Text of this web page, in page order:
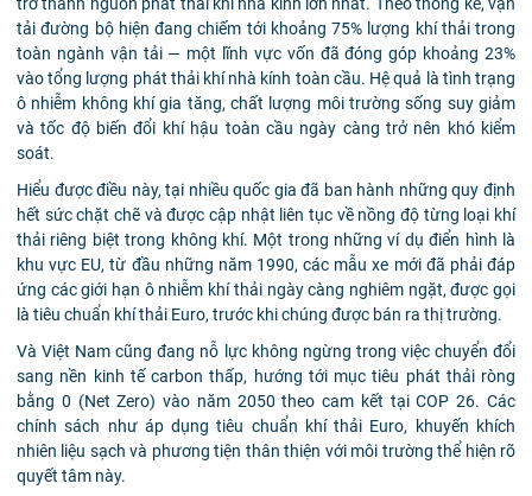
tải đường bộ hiện đang chiếm tới khoảng 75% lượng khí thải trong
toàn ngành vận tải — một lĩnh vực vốn đã đóng góp khoảng 23%
vào tổng lượng phát thải khí nhà kính toàn cầu. Hệ quả là tình trạng
ô nhiễm không khí gia tăng, chất lượng môi trường sống suy giảm
và tốc độ biến đổi khí hậu toàn cầu ngày càng trở nên khó kiểm
soát.
Hiểu được điều này, tại nhiều quốc gia đã ban hành những quy định
hết sức chặt chẽ và được cập nhật liên tục về nồng độ từng loại khí
thải riêng biệt trong không khí. Một trong những ví dụ điển hình là
khu vực EU, từ đầu những năm 1990, các mẫu xe mới đã phải đáp
ứng các giới hạn ô nhiễm khí thải ngày càng nghiêm ngặt, được gọi
là tiêu chuẩn khí thải Euro, trước khi chúng được bán ra thị trường.
Và Việt Nam cũng đang nỗ lực không ngừng trong việc chuyển đổi
sang nền kinh tế carbon thấp, hướng tới mục tiêu phát thải ròng
bằng 0 (Net Zero) vào năm 2050 theo cam kết tại COP 26. Các
chính sách như áp dụng tiêu chuẩn khí thải Euro, khuyến khích
nhiên liệu sạch và phương tiện thân thiện với môi trường thể hiện rõ
quyết tâm này.